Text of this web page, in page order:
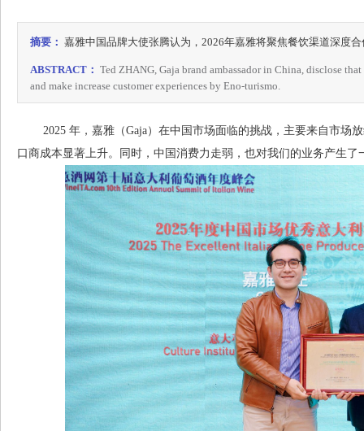
摘要： 嘉雅中国品牌大使张腾认为，2026年嘉雅将聚焦餐饮渠道深度
ABSTRACT： Ted ZHANG, Gaja brand ambassador in China, disclose
and make increase customer experiences by Eno-turismo.
2025 年，嘉雅（Gaja）在中国市场面临的挑战，主要来自市场
口商成本显著上升。同时，中国消费力走弱，也对我们的业务产生了